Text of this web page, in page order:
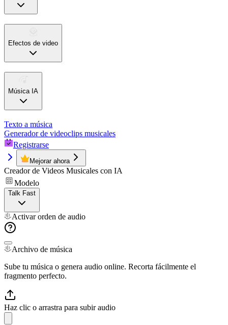
Efectos de video
Música IA
Texto a música
Generador de videoclips musicales
Registrarse
Mejorar ahora
Creador de Videos Musicales con IA
Modelo
Talk Fast
Activar orden de audio
Archivo de música
Sube tu música o genera audio online. Recorta fácilmente el
fragmento perfecto.
Haz clic o arrastra para subir audio